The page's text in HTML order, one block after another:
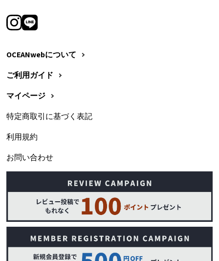
OCEANwebについて
ご利用ガイド
マイページ
特定商取引に基づく表記
利用規約
お問い合わせ